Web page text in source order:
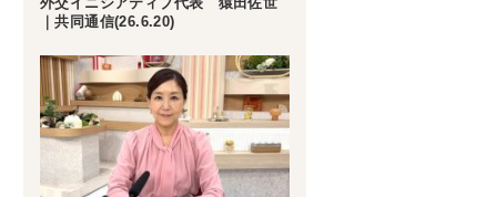
｜共同通信(26.6.20)